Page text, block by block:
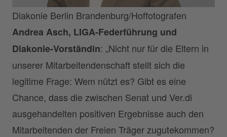
Diakonie Berlin Brandenburg/Hoffotografen
Andrea Asch, LIGA-Federführung und
Diakonie-Vorständin: „Nicht nur für die Eltern in
unserer Mitarbeitendenschaft stellt sich die
legitime Frage: Wem nützt es? Gibt es eine
Chance, dass die zwischen Senat und Ver.di
ausgehandelten positiven Ergebnisse auch den
Mitarbeitenden der Freien Träger zugutekommen?